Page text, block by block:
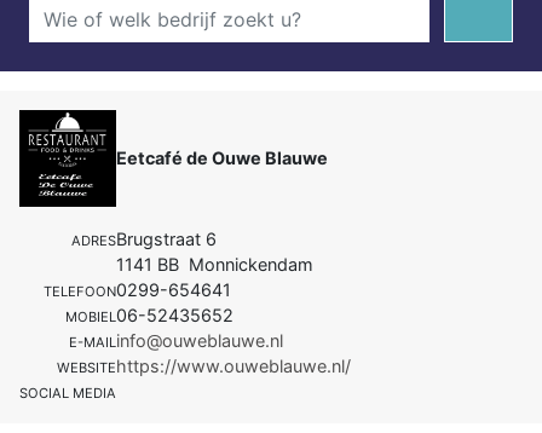
Eetcafé de Ouwe Blauwe
ADRESBrugstraat 6
1141 BB Monnickendam
TELEFOON0299-654641
MOBIEL06-52435652
E-MAILinfo@ouweblauwe.nl
WEBSITEhttps://www.ouweblauwe.nl/
SOCIAL MEDIA